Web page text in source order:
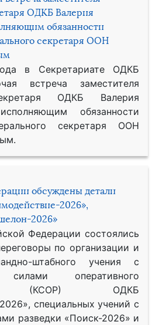
ОДКБ Валерия
обязанности
секретаря ООН
в Секретариате ОДКБ
встреча заместителя
ОДКБ Валерия
обязанности
секретаря ООН
обсуждены детали
2026»,
2026»
Федерации состоялись
по организации и
штабного учения с
силами оперативного
(КСОР) ОДКБ
специальных учений с
разведки «Поиск-2026» и